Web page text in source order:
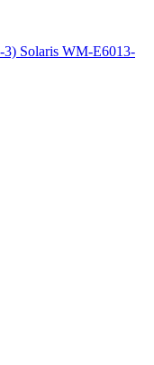
Solaris WM-E6013-